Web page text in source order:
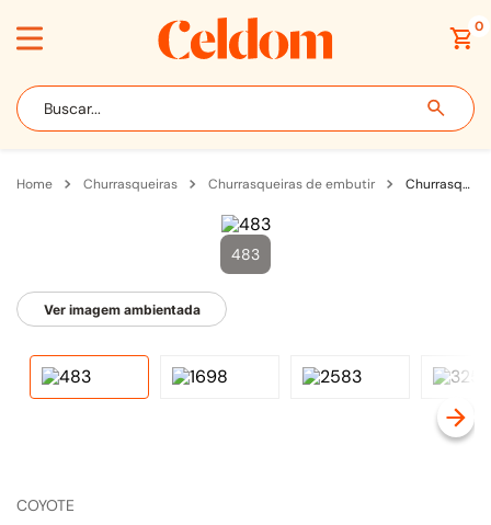
0
Buscar...
churrasqueiras churrasqueiras de embutir Churrasqueira Gás GLP Embutir Rapid Sear 30" 2 Queimadores 76cm Inox - C2SL30LP
483
Ver imagem ambientada
COYOTE